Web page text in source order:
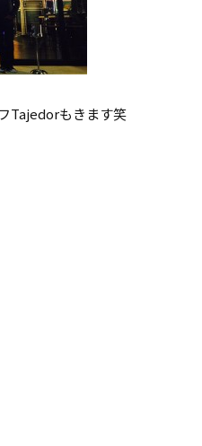
Tajedorもきます笑